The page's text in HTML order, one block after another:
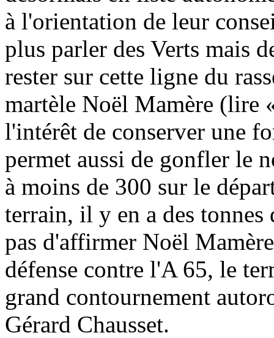
à l'orientation de leur
plus parler des Verts mais
rester sur cette ligne du
martèle Noël Mamère (lire
l'intérêt de conserver une
permet aussi de gonfler le
à moins de 300 sur le
terrain, il y en a des tonnes
pas d'affirmer Noël
défense contre l'A 65, le
grand contournement
Gérard Chausset.